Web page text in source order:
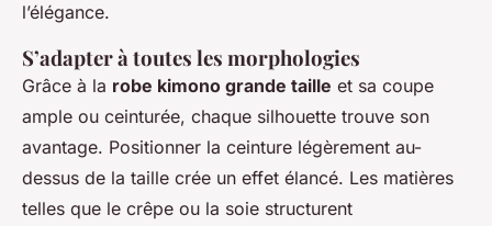
l’élégance.
S’adapter à toutes les morphologies
Grâce à la robe kimono grande taille et sa coupe
ample ou ceinturée, chaque silhouette trouve son
avantage. Positionner la ceinture légèrement au-
dessus de la taille crée un effet élancé. Les matières
telles que le crêpe ou la soie structurent